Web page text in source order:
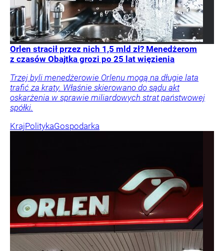
Orlen stracił przez nich 1,5 mld zł? Menedżerom
z czasów Obajtka grozi po 25 lat więzienia
Trzej byli menedżerowie Orlenu mogą na długie lata
trafić za kraty. Właśnie skierowano do sądu akt
oskarżenia w sprawie miliardowych strat państwowej
spółki.
KrajPolitykaGospodarka